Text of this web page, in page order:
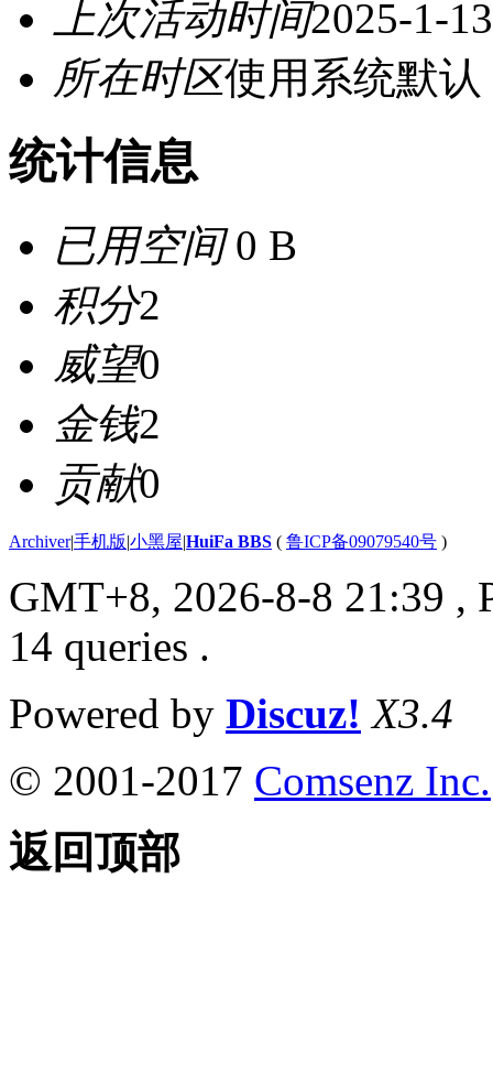
上次活动时间2025-1-
所在时区使用系统默认
统计信息
已用空间0 B
积分2
威望0
金钱2
贡献0
Archiver|手机版|小黑屋|HuiFa BBS ( 鲁ICP备09079540号 )
GMT+8, 2026-8-8 21:39 ,
14 queries .
Powered by Discuz! X3.4
© 2001-2017 Comsenz Inc.
返回顶部